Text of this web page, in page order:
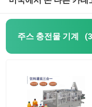
주스 충전물 기계